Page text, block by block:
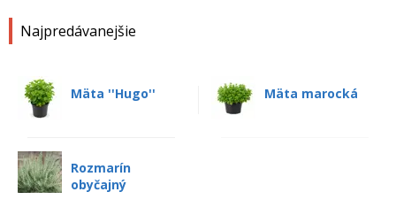
Najpredávanejšie
Mäta ''Hugo'' Mäta marocká
Rozmarín
obyčajný